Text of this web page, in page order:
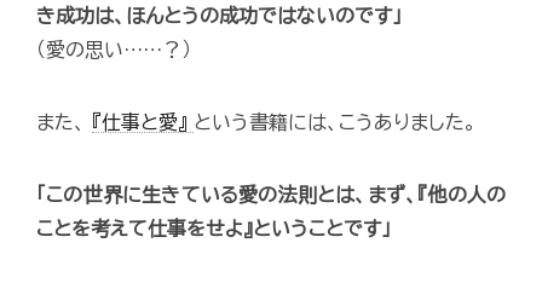
き成功は、ほんとうの成功ではないのです」
（愛の思い……？）
また、 『仕事と愛』 という書籍には、こうありました。
「この世界に生きている愛の法則とは、まず、『他の人の
ことを考えて仕事をせよ』ということです」